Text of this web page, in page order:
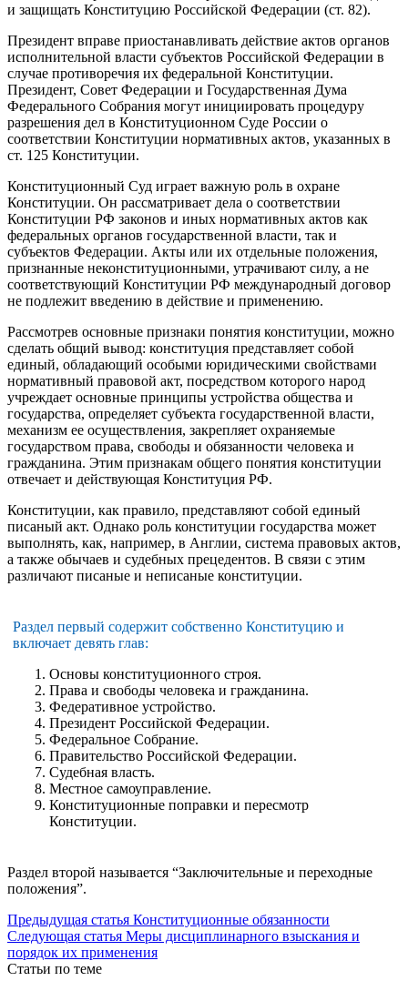
и защищать Конституцию Российской Федерации (ст. 82).
Президент вправе приостанавливать действие актов органов
исполнительной власти субъектов Российской Федерации в
случае противоречия их федеральной Конституции.
Президент, Совет Федерации и Государственная Дума
Федерального Собрания могут инициировать процедуру
разрешения дел в Конституционном Суде России о
соответствии Конституции нормативных актов, указанных в
ст. 125 Конституции.
Конституционный Суд играет важную роль в охране
Конституции. Он рассматривает дела о соответствии
Конституции РФ законов и иных нормативных актов как
федеральных органов государственной власти, так и
субъектов Федерации. Акты или их отдельные положения,
признанные неконституционными, утрачивают силу, а не
соответствующий Конституции РФ международный договор
не подлежит введению в действие и применению.
Рассмотрев основные признаки понятия конституции, можно
сделать общий вывод: конституция представляет собой
единый, обладающий особыми юридическими свойствами
нормативный правовой акт, посредством которого народ
учреждает основные принципы устройства общества и
государства, определяет субъекта государственной власти,
механизм ее осуществления, закрепляет охраняемые
государством права, свободы и обязанности человека и
гражданина. Этим признакам общего понятия конституции
отвечает и действующая Конституция РФ.
Конституции, как правило, представляют собой единый
писаный акт. Однако роль конституции государства может
выполнять, как, например, в Англии, система правовых актов,
а также обычаев и судебных прецедентов. В связи с этим
различают писаные и неписаные конституции.
Раздел первый содержит собственно Конституцию и
включает девять глав:
Основы конституционного строя.
Права и свободы человека и гражданина.
Федеративное устройство.
Президент Российской Федерации.
Федеральное Собрание.
Правительство Российской Федерации.
Судебная власть.
Местное самоуправление.
Конституционные поправки и пересмотр
Конституции.
Раздел второй называется “Заключительные и переходные
положения”.
Предыдущая статья Конституционные обязанности
Следующая статья Меры дисциплинарного взыскания и
порядок их применения
Статьи по теме